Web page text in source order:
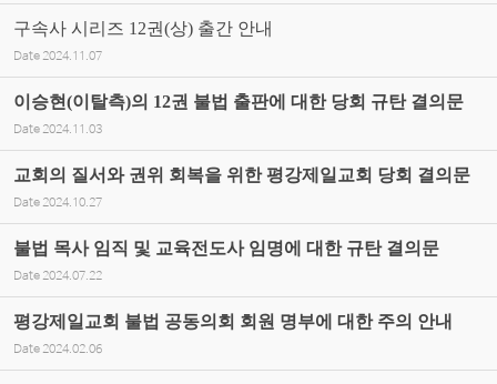
구속사 시리즈 12권(상) 출간 안내
Date 2024.11.07
이승현(이탈측)의 12권 불법 출판에 대한 당회 규탄 결의문
Date 2024.11.03
교회의 질서와 권위 회복을 위한 평강제일교회 당회 결의문
Date 2024.10.27
불법 목사 임직 및 교육전도사 임명에 대한 규탄 결의문
Date 2024.07.22
평강제일교회 불법 공동의회 회원 명부에 대한 주의 안내
Date 2024.02.06